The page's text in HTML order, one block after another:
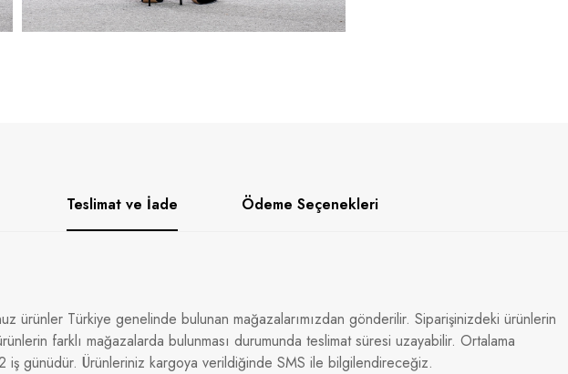
Teslimat ve İade Ödeme Seçenekleri
ürünler Türkiye genelinde bulunan mağazalarımızdan gönderilir. Siparişinizdeki ürünlerin
farklı mağazalarda bulunması durumunda teslimat süresi uzayabilir. Ortalama
iş günüdür. Ürünleriniz kargoya verildiğinde SMS ile bilgilendireceğiz.